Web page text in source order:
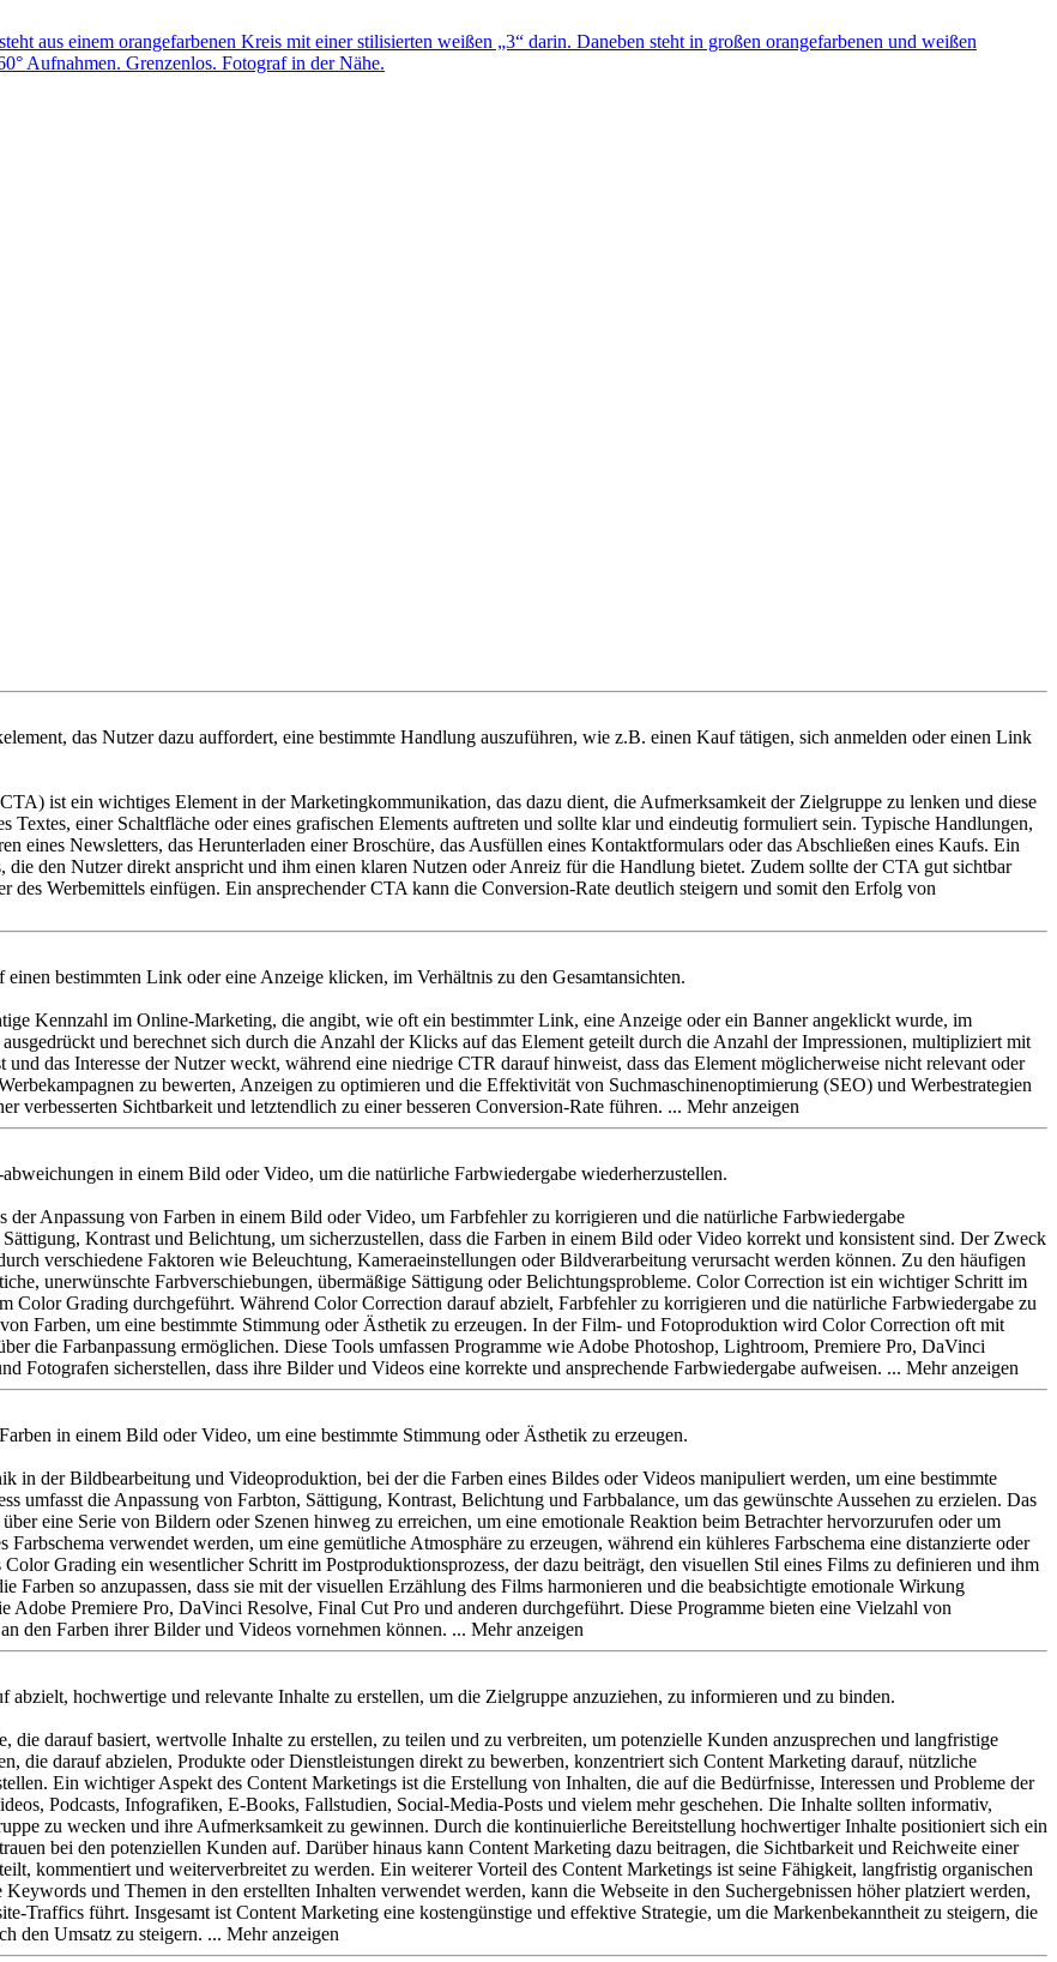
das Nutzer dazu auffordert, eine bestimmte Handlung auszuführen, wie z.B. einen Kauf tätigen, sich anmelden oder einen Link
ist ein wichtiges Element in der Marketingkommunikation, das dazu dient, die Aufmerksamkeit der Zielgruppe zu lenken und diese
einer Schaltfläche oder eines grafischen Elements auftreten und sollte klar und eindeutig formuliert sein. Typische Handlungen,
eines Newsletters, das Herunterladen einer Broschüre, das Ausfüllen eines Kontaktformulars oder das Abschließen eines Kaufs. Ein
den Nutzer direkt anspricht und ihm einen klaren Nutzen oder Anreiz für die Handlung bietet. Zudem sollte der CTA gut sichtbar
des Werbemittels einfügen. Ein ansprechender CTA kann die Conversion-Rate deutlich steigern und somit den Erfolg von
bestimmten Link oder eine Anzeige klicken, im Verhältnis zu den Gesamtansichten.
Kennzahl im Online-Marketing, die angibt, wie oft ein bestimmter Link, eine Anzeige oder ein Banner angeklickt wurde, im
und berechnet sich durch die Anzahl der Klicks auf das Element geteilt durch die Anzahl der Impressionen, multipliziert mit
das Interesse der Nutzer weckt, während eine niedrige CTR darauf hinweist, dass das Element möglicherweise nicht relevant oder
zu bewerten, Anzeigen zu optimieren und die Effektivität von Suchmaschinenoptimierung (SEO) und Werbestrategien
verbesserten Sichtbarkeit und letztendlich zu einer besseren Conversion-Rate führen.
in einem Bild oder Video, um die natürliche Farbwiedergabe wiederherzustellen.
der Anpassung von Farben in einem Bild oder Video, um Farbfehler zu korrigieren und die natürliche Farbwiedergabe
Kontrast und Belichtung, um sicherzustellen, dass die Farben in einem Bild oder Video korrekt und konsistent sind. Der Zweck
verschiedene Faktoren wie Beleuchtung, Kameraeinstellungen oder Bildverarbeitung verursacht werden können. Zu den häufigen
unerwünschte Farbverschiebungen, übermäßige Sättigung oder Belichtungsprobleme. Color Correction ist ein wichtiger Schritt im
Grading durchgeführt. Während Color Correction darauf abzielt, Farbfehler zu korrigieren und die natürliche Farbwiedergabe zu
Farben, um eine bestimmte Stimmung oder Ästhetik zu erzeugen. In der Film- und Fotoproduktion wird Color Correction oft mit
die Farbanpassung ermöglichen. Diese Tools umfassen Programme wie Adobe Photoshop, Lightroom, Premiere Pro, DaVinci
Fotografen sicherstellen, dass ihre Bilder und Videos eine korrekte und ansprechende Farbwiedergabe aufweisen.
in einem Bild oder Video, um eine bestimmte Stimmung oder Ästhetik zu erzeugen.
in der Bildbearbeitung und Videoproduktion, bei der die Farben eines Bildes oder Videos manipuliert werden, um eine bestimmte
umfasst die Anpassung von Farbton, Sättigung, Kontrast, Belichtung und Farbbalance, um das gewünschte Aussehen zu erzielen. Das
eine Serie von Bildern oder Szenen hinweg zu erreichen, um eine emotionale Reaktion beim Betrachter hervorzurufen oder um
verwendet werden, um eine gemütliche Atmosphäre zu erzeugen, während ein kühleres Farbschema eine distanzierte oder
Grading ein wesentlicher Schritt im Postproduktionsprozess, der dazu beiträgt, den visuellen Stil eines Films zu definieren und ihm
so anzupassen, dass sie mit der visuellen Erzählung des Films harmonieren und die beabsichtigte emotionale Wirkung
Premiere Pro, DaVinci Resolve, Final Cut Pro und anderen durchgeführt. Diese Programme bieten eine Vielzahl von
den Farben ihrer Bilder und Videos vornehmen können.
hochwertige und relevante Inhalte zu erstellen, um die Zielgruppe anzuziehen, zu informieren und zu binden.
die darauf basiert, wertvolle Inhalte zu erstellen, zu teilen und zu verbreiten, um potenzielle Kunden anzusprechen und langfristige
die darauf abzielen, Produkte oder Dienstleistungen direkt zu bewerben, konzentriert sich Content Marketing darauf, nützliche
Ein wichtiger Aspekt des Content Marketings ist die Erstellung von Inhalten, die auf die Bedürfnisse, Interessen und Probleme der
Podcasts, Infografiken, E-Books, Fallstudien, Social-Media-Posts und vielem mehr geschehen. Die Inhalte sollten informativ,
zu wecken und ihre Aufmerksamkeit zu gewinnen. Durch die kontinuierliche Bereitstellung hochwertiger Inhalte positioniert sich ein
bei den potenziellen Kunden auf. Darüber hinaus kann Content Marketing dazu beitragen, die Sichtbarkeit und Reichweite einer
kommentiert und weiterverbreitet zu werden. Ein weiterer Vorteil des Content Marketings ist seine Fähigkeit, langfristig organischen
und Themen in den erstellten Inhalten verwendet werden, kann die Webseite in den Suchergebnissen höher platziert werden,
Traffics führt. Insgesamt ist Content Marketing eine kostengünstige und effektive Strategie, um die Markenbekanntheit zu steigern, die
den Umsatz zu steigern.